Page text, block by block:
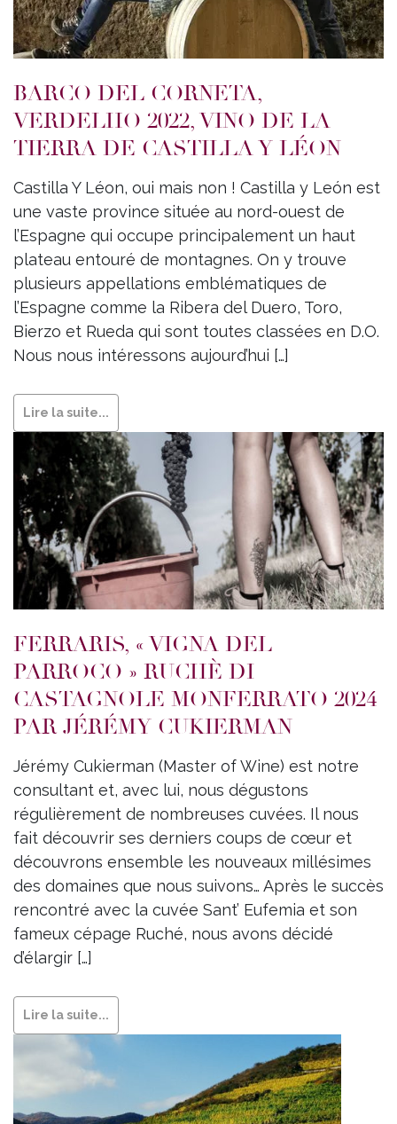
BARCO DEL CORNETA,
VERDELHO 2022, VINO DE LA
TIERRA DE CASTILLA Y LÉON
Castilla Y Léon, oui mais non ! Castilla y León est
une vaste province située au nord-ouest de
l’Espagne qui occupe principalement un haut
plateau entouré de montagnes. On y trouve
plusieurs appellations emblématiques de
l’Espagne comme la Ribera del Duero, Toro,
Bierzo et Rueda qui sont toutes classées en D.O.
Nous nous intéressons aujourd’hui […]
Lire la suite...
FERRARIS, « VIGNA DEL
PARROCO » RUCHÈ DI
CASTAGNOLE MONFERRATO 2024
PAR JÉRÉMY CUKIERMAN
Jérémy Cukierman (Master of Wine) est notre
consultant et, avec lui, nous dégustons
régulièrement de nombreuses cuvées. Il nous
fait découvrir ses derniers coups de cœur et
découvrons ensemble les nouveaux millésimes
des domaines que nous suivons… Après le succès
rencontré avec la cuvée Sant’ Eufemia et son
fameux cépage Ruché, nous avons décidé
d’élargir […]
Lire la suite...